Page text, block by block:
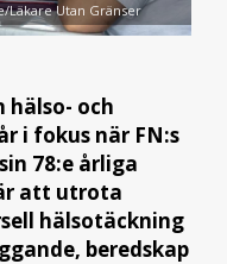
Läkare Utan Gränser
hälso- och
i fokus när FN:s
78:e årliga
att utrota
hälsotäckning
beredskap